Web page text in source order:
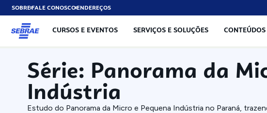
SOBREFALE CONOSCOENDEREÇOS
CURSOS E EVENTOS SERVIÇOS E SOLUÇÕES
Série: Panorama da
Indústria
Estudo do Panorama da Micro e Pequena Indústria no Paraná,